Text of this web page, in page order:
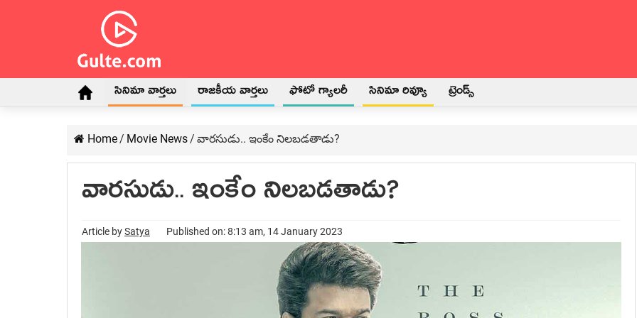
సినిమా వార్తలు రాజకీయ వార్తలు ఫోటో గ్యాలరీ సినిమా రివ్యూ ట్రెండ్స్
Home/ Movie News/ వారసుడు.. ఇంకేం నిలబడతాడు?
వారసుడు.. ఇంకేం నిలబడతాడు?
Article bySatya Published on: 8:13 am, 14 January 2023